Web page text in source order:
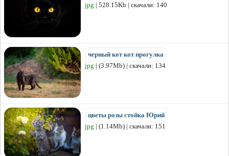
jpg | 528.15Kb | скачали: 140
черный кот кот прогулка
jpg | (3.97Mb) | скачали: 134
цветы розы стойка Юрий
jpg | (1.14Mb) | скачали: 151